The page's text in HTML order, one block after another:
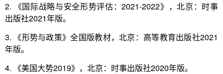
2. 《国际战略与安全形势评估：2021-2022》，北京：时事
出版社2021年版。
3. 《形势与政策》全国版教材，北京：高等教育出版社2021
年版。
4. 《美国大势2019》，北京：时事出版社2020年版。